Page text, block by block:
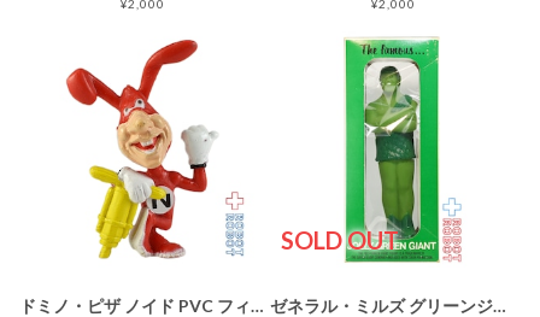
¥2,000 ¥2,000
ドミノ・ピザ ノイド PVC フィギュア ホッピング 企業物 ※難有り
SOLD OUT
ゼネラル・ミルズ グリーンジャイアント ソフビフィギュア 両面窓箱 箱入 企業物